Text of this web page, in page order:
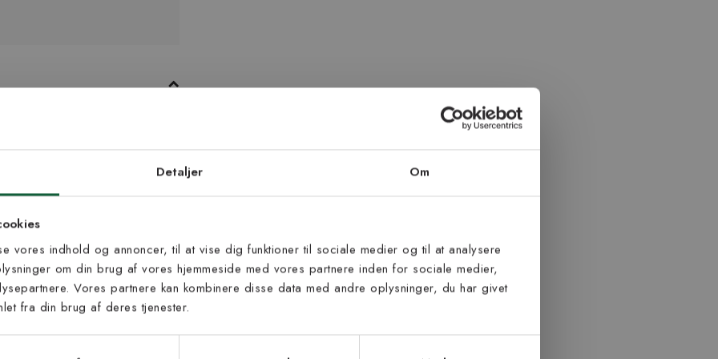
Detaljer Om
vores indhold og annoncer, til at vise dig funktioner til sociale medier og til at analysere
om din brug af vores hjemmeside med vores partnere inden for sociale medier,
Vores partnere kan kombinere disse data med andre oplysninger, du har givet
fra din brug af deres tjenester.
naturmaterialet uld, som er
farver er det nemt at
Inspiration fra @kilandsofficial
dig vores
at modtage vores tilbud,